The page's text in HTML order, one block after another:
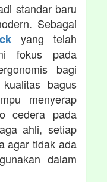
standar baru
Sebagai
yang telah
fokus pada
bagi
bagus
menyerap
cedera pada
ahli, setiap
agar tidak ada
dalam